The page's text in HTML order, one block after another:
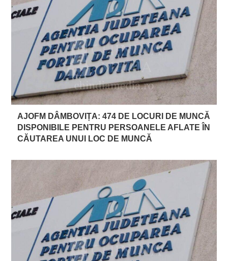
AJOFM DÂMBOVIȚA: 474 DE LOCURI DE MUNCĂ
DISPONIBILE PENTRU PERSOANELE AFLATE ÎN
CĂUTAREA UNUI LOC DE MUNCĂ